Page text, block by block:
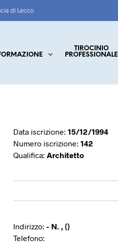
di Lecco
TIROCINIO
PROFESSIONALE
Data iscrizione: 15/12/1994
Numero iscrizione: 142
Qualifica: Architetto
Indirizzo: - N. , ()
Telefono: